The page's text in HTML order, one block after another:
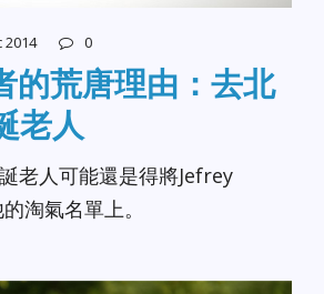
2014 0
的荒唐理由：去北
老人
老人可能還是得將Jefrey
淘氣名單上。